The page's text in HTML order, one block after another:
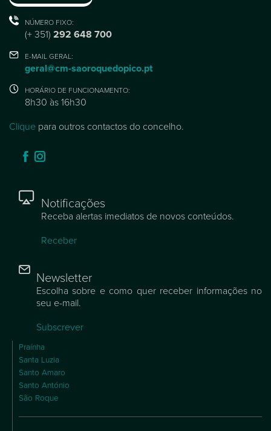
NÚMERO FIXO:
(+ 351) 292 648 700
E-MAIL GERAL:
geral@cm-saoroquedopico.pt
HORÁRIO DE FUNCIONAMENTO:
8h30 às 16h30
Clique para outros contactos do concelho.
Notificações
Receba alertas imediatos de novos conteúdos.
Receber
Newsletter
Escolha sobre e como quer receber informações no
seu e-mail.
Subscrever
Praínha
Santa Luzia
Santo Amaro
Santo António
São Roque